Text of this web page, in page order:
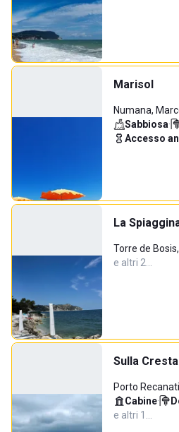
Marisol
Numana,
Sabbiosa·
Accesso
La
Torre de
e altri 2…
Sulla
Porto Recanati
Cabine·
e altri 1…